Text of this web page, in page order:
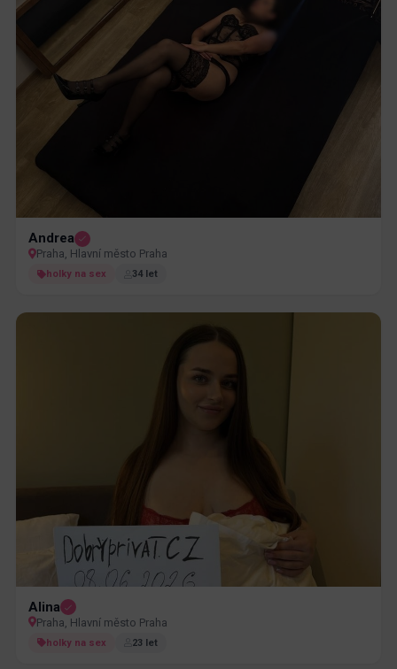
Andrea
Praha, Hlavní město Praha
holky na sex 34 let
Alina
Praha, Hlavní město Praha
holky na sex 23 let